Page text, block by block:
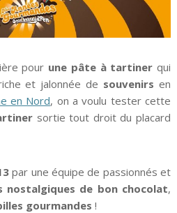
pour une pâte à tartiner qui
et jalonnée de souvenirs en
en Nord, on a voulu tester cette
sortie tout droit du placard
par une équipe de passionnés et
nostalgiques de bon chocolat,
gourmandes !